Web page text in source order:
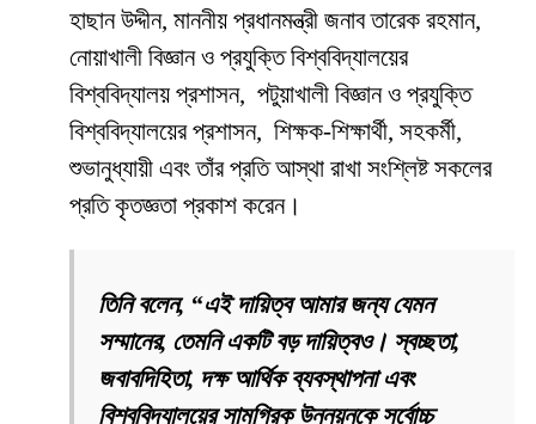
হাছান উদ্দীন, মাননীয় প্রধানমন্ত্রী জনাব তারেক রহমান,
নোয়াখালী বিজ্ঞান ও প্রযুক্তি বিশ্ববিদ্যালয়ের
বিশ্ববিদ্যালয় প্রশাসন, পটুয়াখালী বিজ্ঞান ও প্রযুক্তি
বিশ্ববিদ্যালয়ের প্রশাসন, শিক্ষক-শিক্ষার্থী, সহকর্মী,
শুভানুধ্যায়ী এবং তাঁর প্রতি আস্থা রাখা সংশ্লিষ্ট সকলের
প্রতি কৃতজ্ঞতা প্রকাশ করেন।
তিনি বলেন, “এই দায়িত্ব আমার জন্য যেমন
সম্মানের, তেমনি একটি বড় দায়িত্বও। স্বচ্ছতা,
জবাবদিহিতা, দক্ষ আর্থিক ব্যবস্থাপনা এবং
বিশ্ববিদ্যালয়ের সামগ্রিক উন্নয়নকে সর্বোচ্চ